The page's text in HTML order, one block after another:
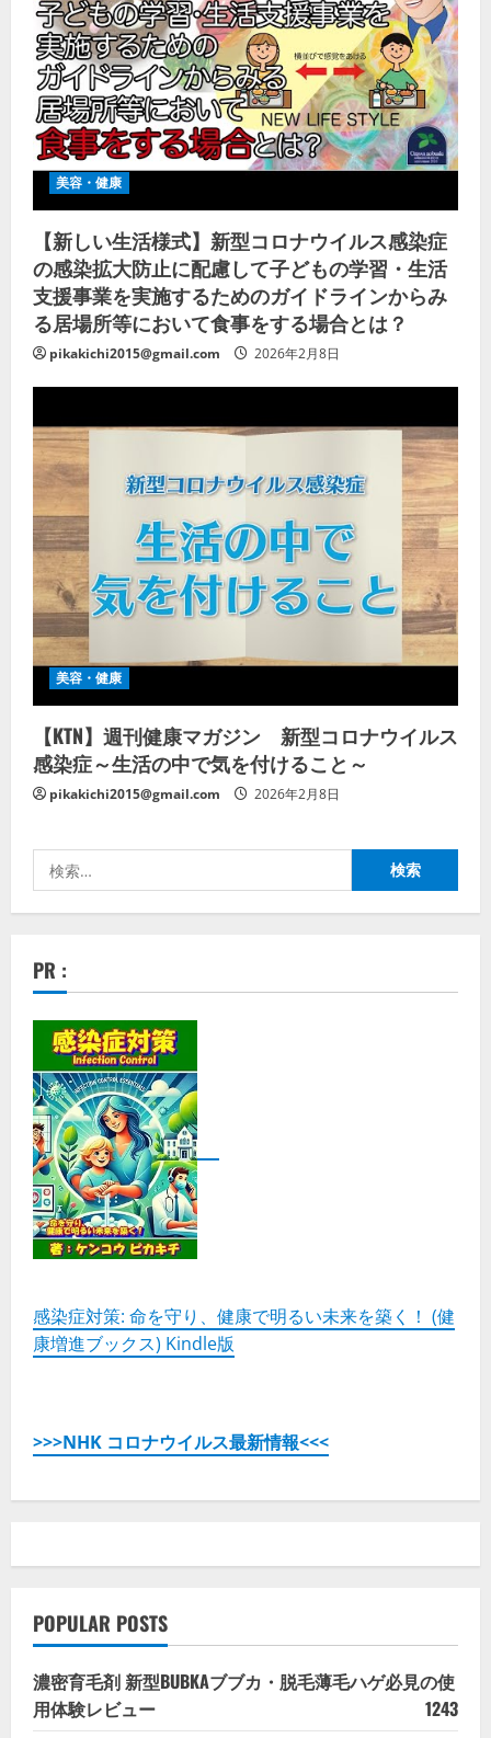
美容・健康
【新しい生活様式】新型コロナウイルス感染症
の感染拡大防止に配慮して子どもの学習・生活
支援事業を実施するためのガイドラインからみ
る居場所等において食事をする場合とは？
pikakichi2015@gmail.com 2026年2月8日
美容・健康
【KTN】週刊健康マガジン 新型コロナウイルス
感染症～生活の中で気を付けること～
pikakichi2015@gmail.com 2026年2月8日
索:
PR :
感染症対策: 命を守り、健康で明るい未来を築く！ (健
康増進ブックス) Kindle版
>>>NHK コロナウイルス最新情報<<<
POPULAR POSTS
濃密育毛剤 新型BUBKAブブカ・脱毛薄毛ハゲ必見の使
用体験レビュー
1243